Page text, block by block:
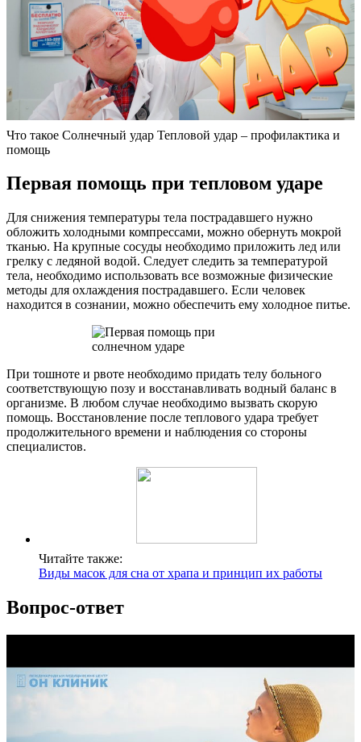
Что такое Солнечный удар Тепловой удар – профилактика и
помощь
Первая помощь при тепловом ударе
Для снижения температуры тела пострадавшего нужно
обложить холодными компрессами, можно обернуть мокрой
тканью. На крупные сосуды необходимо приложить лед или
грелку с ледяной водой. Следует следить за температурой
тела, необходимо использовать все возможные физические
методы для охлаждения пострадавшего. Если человек
находится в сознании, можно обеспечить ему холодное питье.
При тошноте и рвоте необходимо придать телу больного
соответствующую позу и восстанавливать водный баланс в
организме. В любом случае необходимо вызвать скорую
помощь. Восстановление после теплового удара требует
продолжительного времени и наблюдения со стороны
специалистов.
Читайте также:
Виды масок для сна от храпа и принцип их работы
Вопрос-ответ